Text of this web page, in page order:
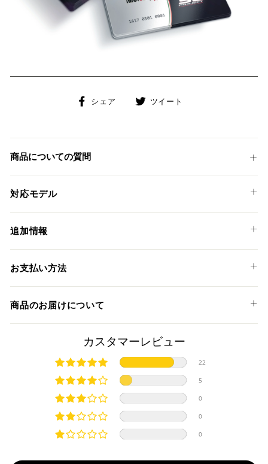
シェア
Facebook
ェ
る
ツイート
稿
商品についての質問
対応モデル
KAWASAKI
Z900 '25-26
追加情報
CR-Tサイレンサーは世界最高峰のバイクレースのMoto2カテ
ジェクトのサイレンサーの中で最も小さく、最も軽いサイレ
ンサーです。
スを実現させる為、耐熱用の特別な処理が施されたチタンや
カーボンファイバーなど、航空業界から派生した材料を採用
オートバイカスタムには重要な要素、高パフォーマンスと軽
量化、そしてルックスの向上に大きな変化をもたらします。
サイレンサー本体にはSC-PROJECT (SCプロジェクト) のロゴ
が施されております。
お支払い方法
クレジットカード
上記クレジットカードをご利用頂けます。
分割払い、リボ払い、3Dセキュア対応カードをご利用の
際は、『クレジットカード決済(3Dセキュア) - SBPS』を
ご選択ください。
対応支払回数について以下の通りです。
商品のお届けについて
商品発送までの日数について
ご希望商品の在庫状況により異なります。 詳しくは該当商品
選択後に表示される納期をご確認ください。
国内在庫ありの場合
・平日16時までのご注文、お支払い完了で即日発送いたしま
カスタマーレビュー
22
5
0
0
0